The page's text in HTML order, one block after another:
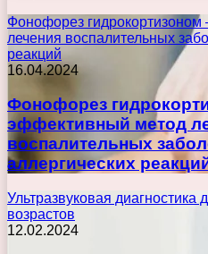
Фонофорез
лечения воспалительных
реакций
16.04.2024
Фонофорез
эффективный метод
воспалительных
аллергических
Ультразвуковая диагностика
возрастов
12.02.2024